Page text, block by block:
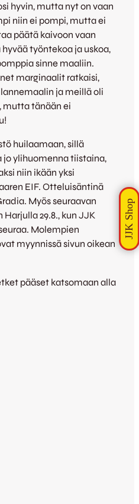
hyvin, mutta nyt on vaan
niin ei pompi, mutta ei
päätä kaivoon vaan
työntekoa ja uskoa,
sinne maaliin.
marginaalit ratkaisi,
ja meillä oli
mutta tänään ei
huilaamaan, sillä
jo ylihuomenna tiistaina,
niin ikään yksi
EIF. Otteluisäntinä
Myös seuraavan
29.8., kun JJK
Molempien
myynnissä sivun oikean
pääset katsomaan alla